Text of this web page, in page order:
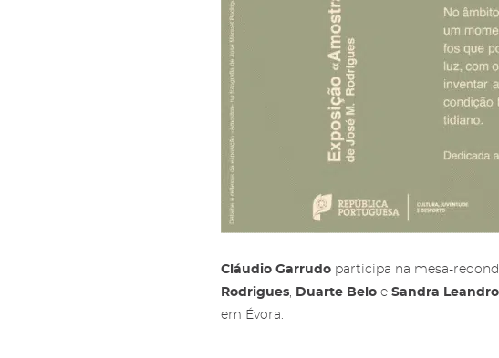
Cláudio Garrudo participa na mesa-
Rodrigues, Duarte Belo e Sandra Leandro
em Évora.
Área
Amigos das
Mais informação
Amigos das
Subscreva a
Galeria das
Preencha os
'Subscrever'
nossas notícias.